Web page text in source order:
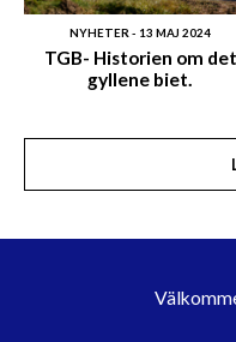
NYHETER - 13 MAJ 2024
TGB- Historien om det
gyllene biet.